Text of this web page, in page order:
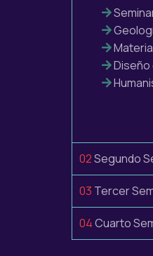
Diseño
02Segundo
03 Tercer
04Cuarto